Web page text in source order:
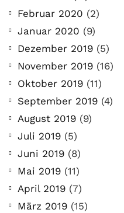
Februar 2020 (2)
Januar 2020 (9)
Dezember 2019 (5)
November 2019 (16)
Oktober 2019 (11)
September 2019 (4)
August 2019 (9)
Juli 2019 (5)
Juni 2019 (8)
Mai 2019 (11)
April 2019 (7)
März 2019 (15)